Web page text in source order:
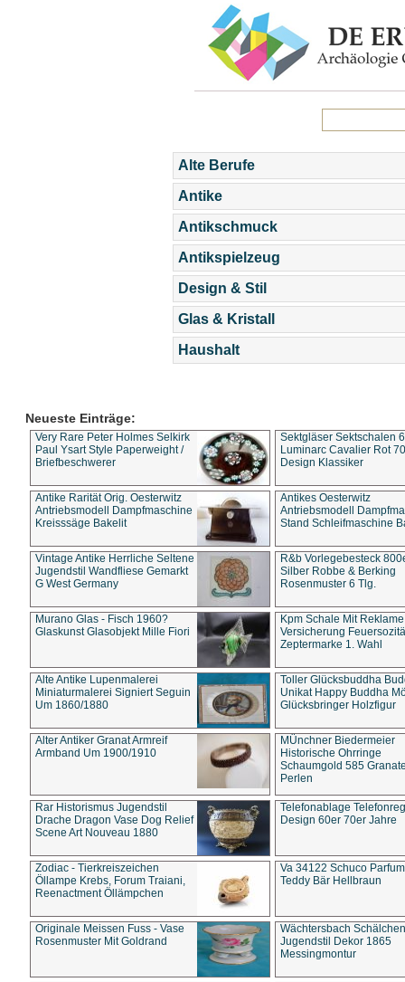
Alte Berufe
Antike
Antikschmuck
Antikspielzeug
Design & Stil
Glas & Kristall
Haushalt
Neueste Einträge:
Very Rare Peter Holmes Selkirk
Paul Ysart Style Paperweight /
Briefbeschwerer
Sektgläser Sektschalen
Luminarc Cavalier Rot
Design Klassiker
Antike Rarität Orig. Oesterwitz
Antriebsmodell Dampfmaschine
Kreisssäge Bakelit
Antikes Oesterwitz
Antriebsmodell
Stand Schleifmaschine
Vintage Antike Herrliche Seltene
Jugendstil Wandfliese Gemarkt
G West Germany
R&b Vorlegebesteck
Silber Robbe & Berking
Rosenmuster 6 Tlg.
Murano Glas - Fisch 1960?
Glaskunst Glasobjekt Mille Fiori
Kpm Schale Mit Reklame
Versicherung
Zeptermarke 1. Wahl
Alte Antike Lupenmalerei
Miniaturmalerei Signiert Seguin
Um 1860/1880
Toller Glücksbuddha
Unikat Happy Buddha
Glücksbringer Holzfigur
Alter Antiker Granat Armreif
Armband Um 1900/1910
MÜnchner Biedermeier
Historische Ohrringe
Schaumgold 585
Perlen
Rar Historismus Jugendstil
Drache Dragon Vase Dog Relief
Scene Art Nouveau 1880
Telefonablage
Design 60er 70er Jahre
Zodiac - Tierkreiszeichen
Öllampe Krebs, Forum Traiani,
Reenactment Öllämpchen
Va 34122 Schuco
Teddy Bär Hellbraun
Originale Meissen Fuss - Vase
Rosenmuster Mit Goldrand
Wächtersbach Schälchen
Jugendstil Dekor 1865
Messingmontur